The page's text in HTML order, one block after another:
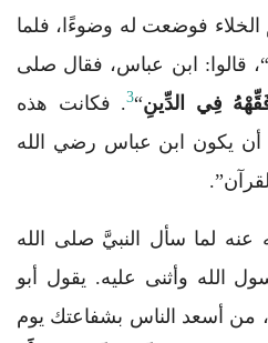
الخلاء فوضعت له وضوءًا، فلما
“، قالوا: ابن عباس، فقال صلى
فَقِّهْهُ فِي الدِّينِ“
3. فكانت هذه
أن يكون ابن عباس رضي الله
عنه لما سأل النبيَّ صلى الله
الله وأثنى عليه. يقول أبو
من أسعد الناس بشفاعتك يوم